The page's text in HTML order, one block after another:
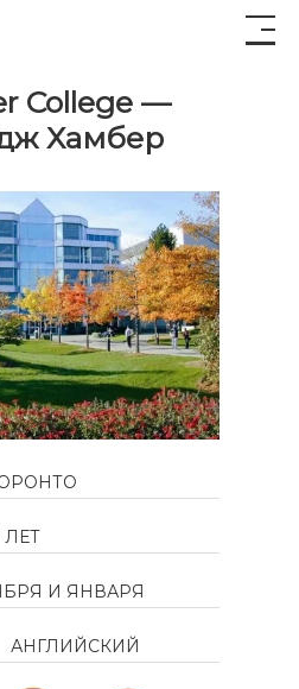
College —
Хамбер
ЛЕТ
И ЯНВАРЯ
АНГЛИЙСКИЙ